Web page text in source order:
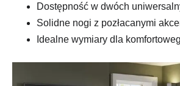
Dostępność w dwóch
Solidne nogi z pozłacanymi
Idealne wymiary dla